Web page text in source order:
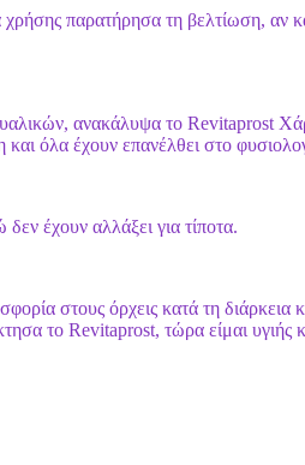
παρατήρησα τη βελτίωση, αν
ανακάλυψα το Revitaprost
όλα έχουν επανέλθει στο
έχουν αλλάξει για τίποτα.
στους όρχεις κατά τη διάρκεια
το Revitaprost, τώρα είμαι υγιής